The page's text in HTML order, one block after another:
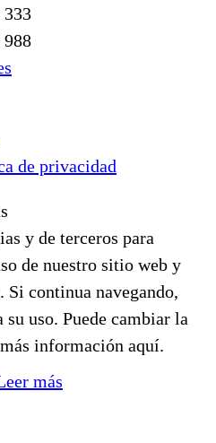
333
988
de privacidad
y de terceros para
de nuestro sitio web y
continua navegando,
su uso. Puede cambiar la
información aquí.
más